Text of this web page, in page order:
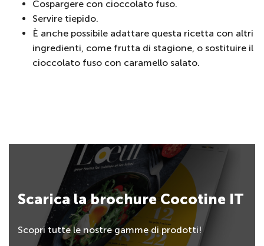
Cospargere con cioccolato fuso.
Servire tiepido.
È anche possibile adattare questa ricetta con altri
ingredienti, come frutta di stagione, o sostituire il
cioccolato fuso con caramello salato.
Scarica la brochure Cocotine IT
Scopri tutte le nostre gamme di prodotti!